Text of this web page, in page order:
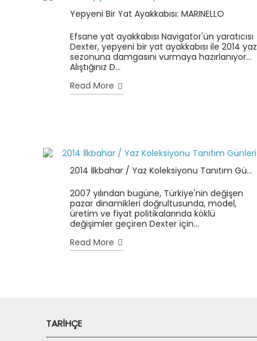
Yepyeni Bir Yat Ayakkabısı: MARINELLO
Efsane yat ayakkabısı Navigator'ün yaratıcısı
Dexter, yepyeni bir yat ayakkabısı ile 2014 yaz
sezonuna damgasını vurmaya hazırlanıyor...
Alıştığınız D...
Read More
2014 İlkbahar / Yaz Koleksiyonu Tanıtım Günleri
2007 yılından bugüne, Türkiye'nin değişen
pazar dinamikleri doğrultusunda, model,
üretim ve fiyat politikalarında köklü
değişimler geçiren Dexter için...
Read More
TARIHÇE